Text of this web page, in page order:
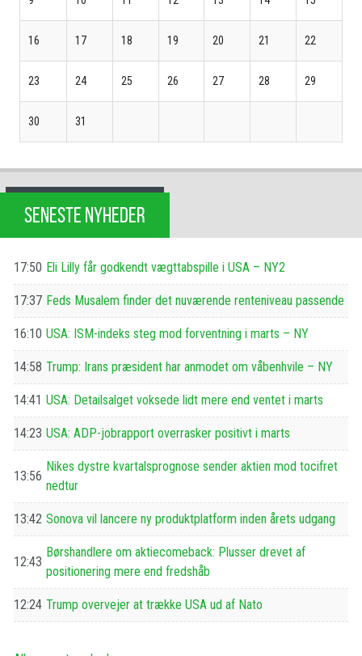
16 17 18 19 20 21 22
23 24 25 26 27 28 29
30 31
SENESTE NYHEDER
17:50 Eli Lilly får godkendt vægttabspille i USA – NY2
17:37 Feds Musalem finder det nuværende renteniveau passende
16:10 USA: ISM-indeks steg mod forventning i marts – NY
14:58 Trump: Irans præsident har anmodet om våbenhvile – NY
14:41 USA: Detailsalget voksede lidt mere end ventet i marts
14:23 USA: ADP-jobrapport overrasker positivt i marts
13:56
Nikes dystre kvartalsprognose sender aktien mod tocifret
nedtur
13:42 Sonova vil lancere ny produktplatform inden årets udgang
12:43
Børshandlere om aktiecomeback: Plusser drevet af
positionering mere end fredshåb
12:24 Trump overvejer at trække USA ud af Nato